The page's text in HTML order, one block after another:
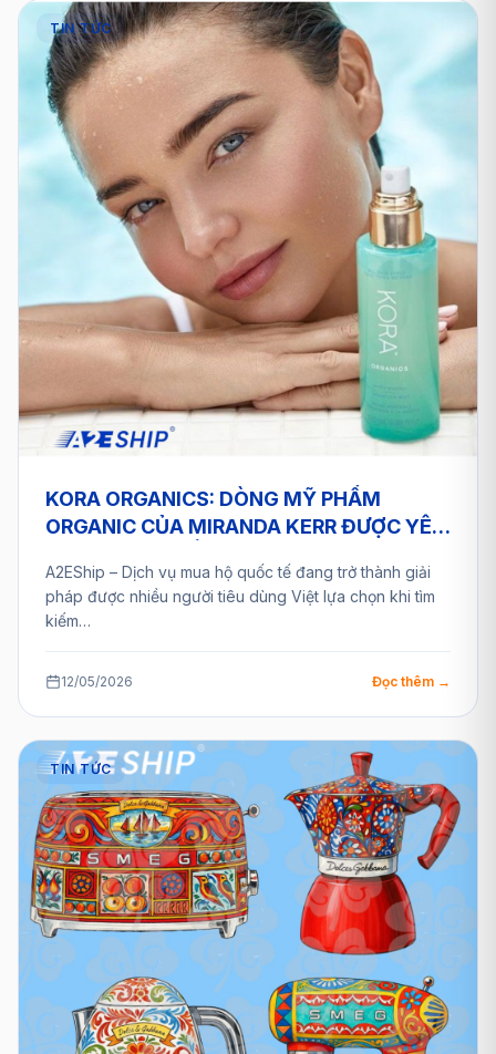
TIN TỨC
KORA ORGANICS: DÒNG MỸ PHẨM
ORGANIC CỦA MIRANDA KERR ĐƯỢC YÊU
TỪ A2ESHIP
A2EShip – Dịch vụ mua hộ quốc tế đang trở thành giải
pháp được nhiều người tiêu dùng Việt lựa chọn khi tìm
kiếm…
12/05/2026 Đọc thêm →
TIN TỨC